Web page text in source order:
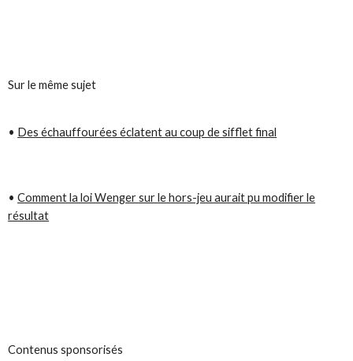
Sur le même sujet
• Des échauffourées éclatent au coup de sifflet final
•Comment la loi Wenger sur le hors-jeu aurait pu modifier le
résultat
Contenus sponsorisés